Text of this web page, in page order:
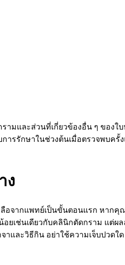
มและส่วนที่เกี่ยวข้องอื่น ๆ ของ
รรักษาในช่วงต้นเมื่อตรวจพบครั้
ง
จากแพทย์เป็นขั้นตอนแรก หาก
ยเช่นเดียวกับคลินิกตัดกราม แต่
ะวิธีกิน อย่าใช้ความเจ็บปวดใด